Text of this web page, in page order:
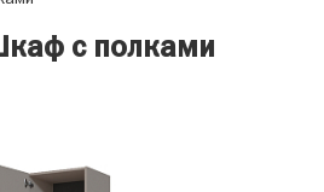
с полками